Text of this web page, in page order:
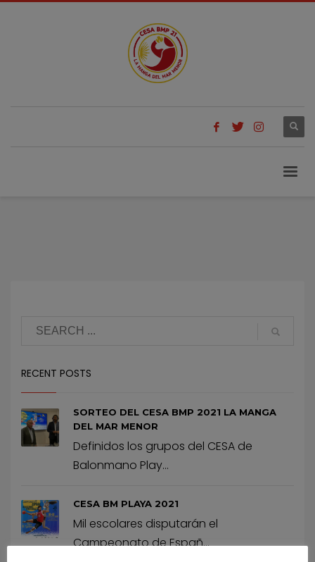
RECENT POSTS
SORTEO DEL CESA BMP 2021 LA MANGA
DEL MAR MENOR
Definidos los grupos del CESA de
Balonmano Play...
CESA BM PLAYA 2021
Mil escolares disputarán el
Campeonato de Españ...